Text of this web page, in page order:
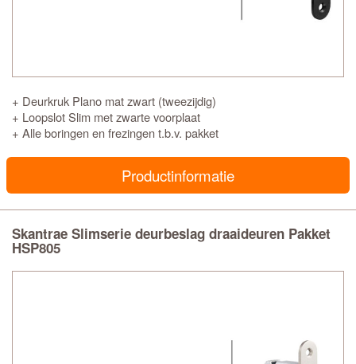
+ Deurkruk Plano mat zwart (tweezijdig)
+ Loopslot Slim met zwarte voorplaat
+ Alle boringen en frezingen t.b.v. pakket
Productinformatie
Skantrae Slimserie deurbeslag draaideuren Pakket
HSP805